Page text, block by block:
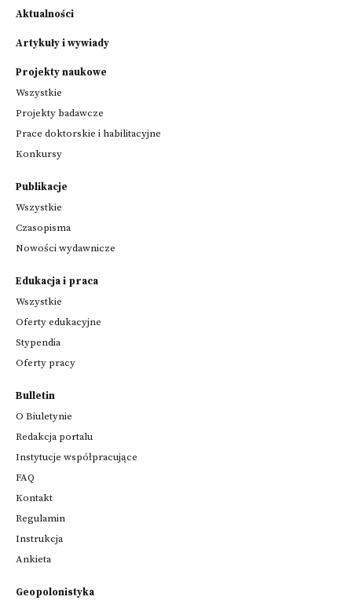
Aktualności
Artykuły i wywiady
Projekty naukowe
Wszystkie
Projekty badawcze
Prace doktorskie i habilitacyjne
Konkursy
Publikacje
Wszystkie
Czasopisma
Nowości wydawnicze
Edukacja i praca
Wszystkie
Oferty edukacyjne
Stypendia
Oferty pracy
Bulletin
O Biuletynie
Redakcja portalu
Instytucje współpracujące
FAQ
Kontakt
Regulamin
Instrukcja
Ankieta
Geopolonistyka